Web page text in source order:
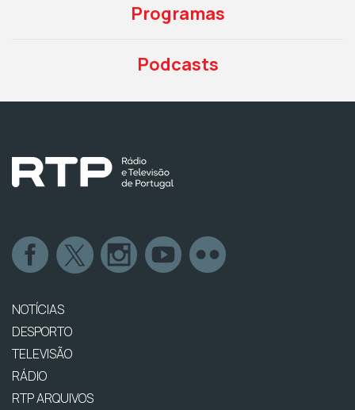
Programas
Podcasts
NOTÍCIAS
DESPORTO
TELEVISÃO
RÁDIO
RTP ARQUIVOS